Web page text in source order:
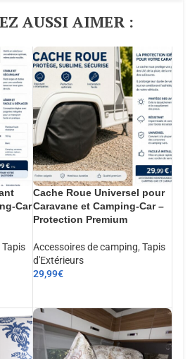
AUSSI AIMER :​
Car
Tapis
Cache Roue Universel pour
Caravane et Camping-Car –
Protection Premium
Accessoires de camping, Tapis
d'Extérieurs
29,99€